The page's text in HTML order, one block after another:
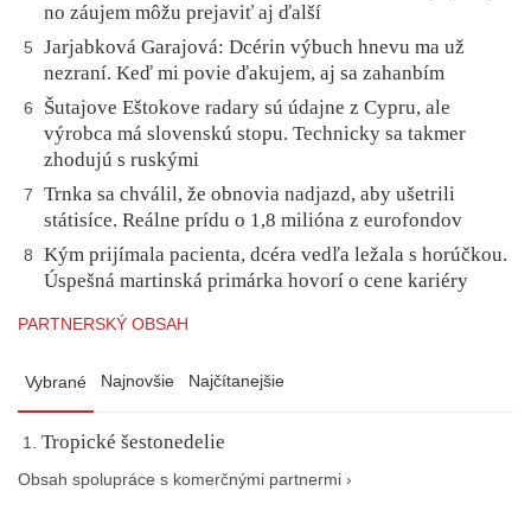
no záujem môžu prejaviť aj ďalší
5
Jarjabková Garajová: Dcérin výbuch hnevu ma už
nezraní. Keď mi povie ďakujem, aj sa zahanbím
6
Šutajove Eštokove radary sú údajne z Cypru, ale
výrobca má slovenskú stopu. Technicky sa takmer
zhodujú s ruskými
7
Trnka sa chválil, že obnovia nadjazd, aby ušetrili
státisíce. Reálne prídu o 1,8 milióna z eurofondov
8
Kým prijímala pacienta, dcéra vedľa ležala s horúčkou.
Úspešná martinská primárka hovorí o cene kariéry
PARTNERSKÝ OBSAH
Vybrané Najnovšie Najčítanejšie
Tropické šestonedelie
Obsah spolupráce s komerčnými partnermi ›